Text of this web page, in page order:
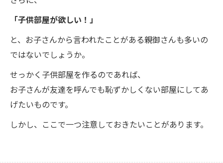
「子供部屋が欲しい！」
と、お子さんから言われたことがある親御さんも多いの
ではないでしょうか。
せっかく子供部屋を作るのであれば、
お子さんが友達を呼んでも恥ずかしくない部屋にしてあ
げたいものです。
しかし、ここで一つ注意しておきたいことがあります。